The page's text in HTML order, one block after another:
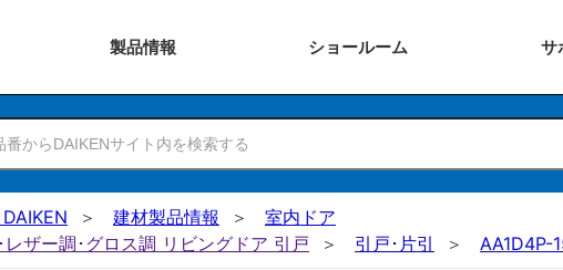
製品情報 ショールーム サ
建材製品情報
室内ドア
ザー調･グロス調 リビングドア 引戸
引戸･片引 AA1D4P-